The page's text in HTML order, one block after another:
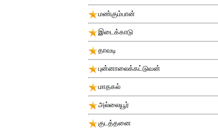
மண்கும்பான்
இடைக்காடு
தாவடி
புன்னாலைக்கட்டுவன்
மாதகல்
அல்லையூர்
குடத்தனை